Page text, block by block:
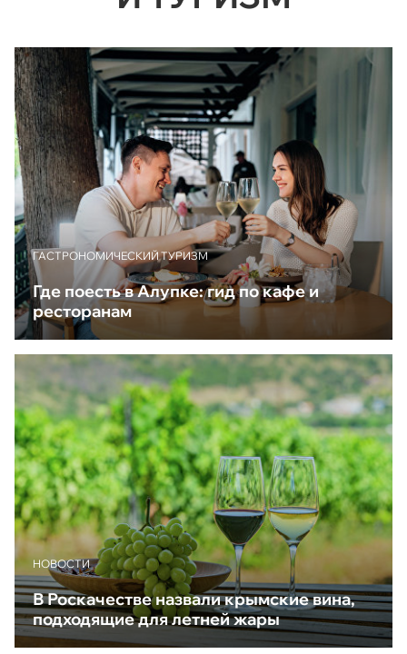
ГАСТРОНОМИЧЕСКИЙ ТУРИЗМ
Где поесть в Алупке: гид по кафе и
ресторанам
НОВОСТИ
В Роскачестве назвали крымские вина,
подходящие для летней жары